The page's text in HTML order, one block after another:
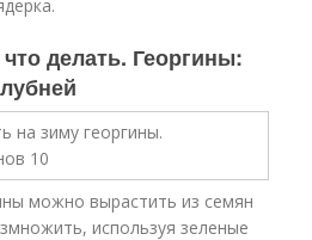
делать. Георгины:
можно вырастить из семян
используя зеленые